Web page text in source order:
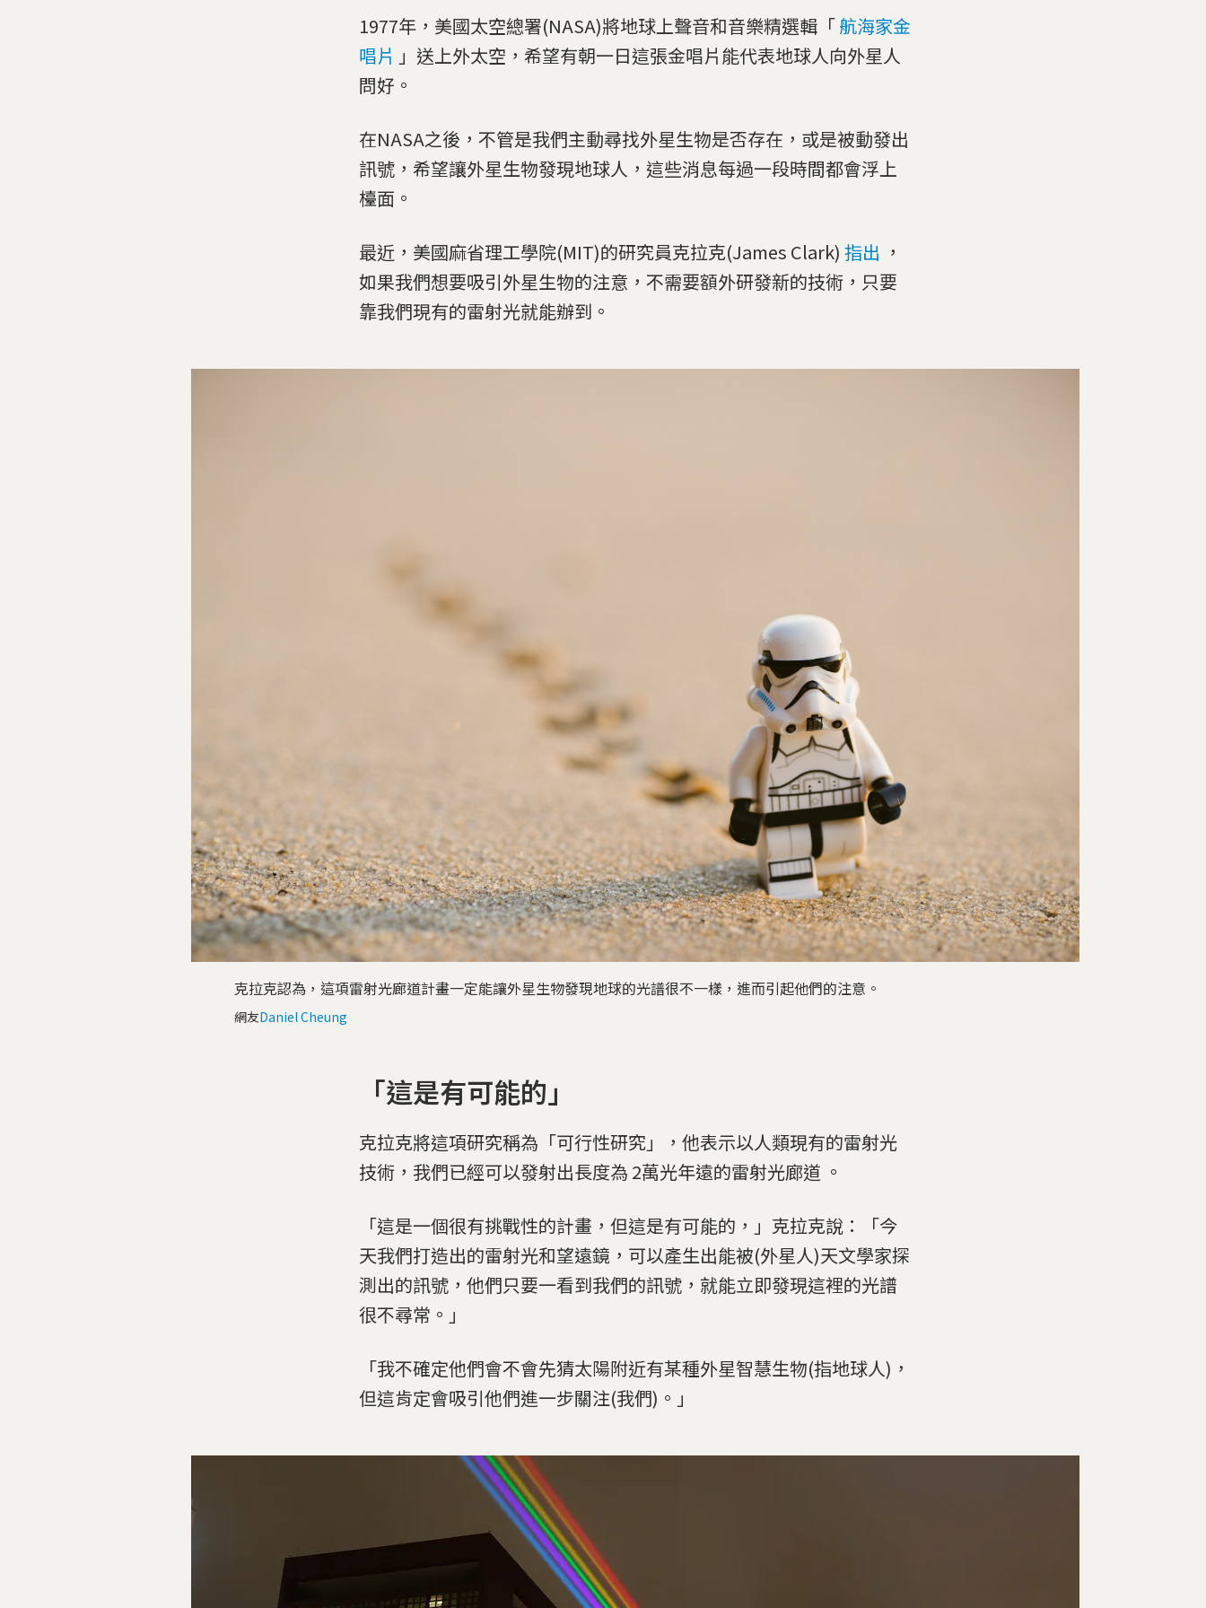
1977年，美國太空總署(NASA)將地球上聲音和音樂精選輯「航海家金
唱片 」送上外太空，希望有朝一日這張金唱片能代表地球人向外星人
問好。
在NASA之後，不管是我們主動尋找外星生物是否存在，或是被動發出
訊號，希望讓外星生物發現地球人，這些消息每過一段時間都會浮上
檯面。
最近，美國麻省理工學院(MIT)的研究員克拉克(James Clark) 指出 ，
如果我們想要吸引外星生物的注意，不需要額外研發新的技術，只要
靠我們現有的雷射光就能辦到。
克拉克認為，這項雷射光廊道計畫一定能讓外星生物發現地球的光譜很不一樣，進而引起他們的注意。
網友Daniel Cheung
「這是有可能的」
克拉克將這項研究稱為「可行性研究」，他表示以人類現有的雷射光
技術，我們已經可以發射出長度為 2萬光年遠的雷射光廊道 。
「這是一個很有挑戰性的計畫，但這是有可能的，」克拉克說：「今
天我們打造出的雷射光和望遠鏡，可以產生出能被(外星人)天文學家探
測出的訊號，他們只要一看到我們的訊號，就能立即發現這裡的光譜
很不尋常。」
「我不確定他們會不會先猜太陽附近有某種外星智慧生物(指地球人)，
但這肯定會吸引他們進一步關注(我們)。」